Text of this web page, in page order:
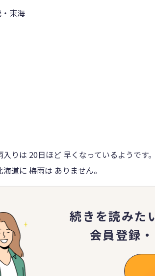
東海
りは 20日ほど 早くなっているようです。
道に 梅雨は ありません。
続きを読みた
会員登録